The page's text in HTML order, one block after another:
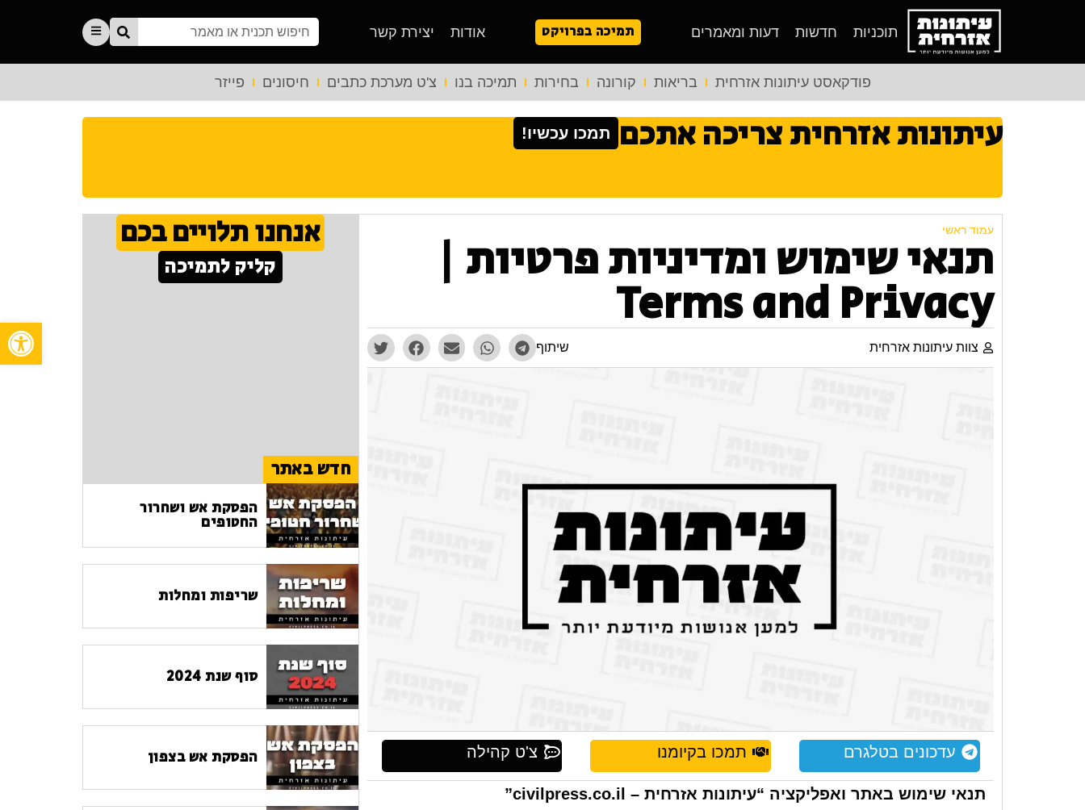
תוכניות חדשות דעות ומאמרים תמיכה בפרויקט אודות יצירת קשר
פודקאסט עיתונות אזרחית בריאות קורונה בחירות תמיכה בנו צ'ט מערכת כתבים חיסונים פייזר
עיתונות אזרחית צריכה אתכם תמכו עכשיו!
עמוד ראשי
תנאי שימוש ומדיניות פרטיות |
Terms and Privacy
צוות עיתונות אזרחית שיתוף
עדכונים בטלגרם תמכו בקיומנו צ'ט קהילה
תנאי שימוש באתר ואפליקציה “עיתונות אזרחית – civilpress.co.il”
אנחנו תלויים בכם
קליק לתמיכה
חדש באתר
הפסקת אש ושחרור
החטופים
שריפות ומחלות
סוף שנת 2024
הפסקת אש בצפון